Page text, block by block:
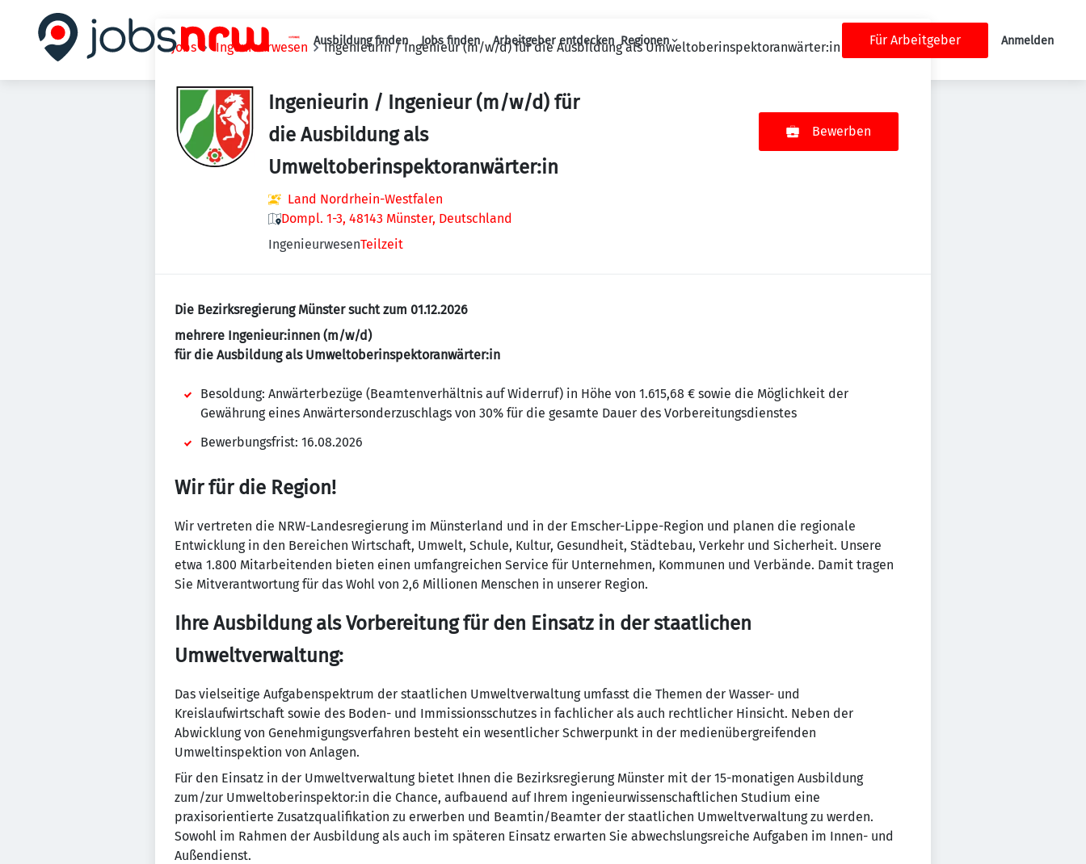
Haupt-Navigation
Ausbildung finden Jobs finden Arbeitgeber entdecken Regionen Für Arbeitgeber Anmelden
Jobs Ingenieurwesen Ingenieurin / Ingenieur (m/w/d) für die Ausbildung als Umweltoberinspektoranwärter:in
Ingenieurin / Ingenieur (m/w/d) für
die Ausbildung als
Umweltoberinspektoranwärter:in
Land Nordrhein-Westfalen
Dompl. 1-3, 48143 Münster, Deutschland
IngenieurwesenTeilzeit
Bewerben
Die Bezirksregierung Münster sucht zum 01.12.2026
mehrere Ingenieur:innen (m/w/d)
für die Ausbildung als Umweltoberinspektoranwärter:in
Besoldung: Anwärterbezüge (Beamtenverhältnis auf Widerruf) in Höhe von 1.615,68 € sowie die Möglichkeit der
Gewährung eines Anwärtersonderzuschlags von 30% für die gesamte Dauer des Vorbereitungsdienstes
Bewerbungsfrist: 16.08.2026
Wir für die Region!
Wir vertreten die NRW-Landesregierung im Münsterland und in der Emscher-Lippe-Region und planen die regionale
Entwicklung in den Bereichen Wirtschaft, Umwelt, Schule, Kultur, Gesundheit, Städtebau, Verkehr und Sicherheit. Unsere
etwa 1.800 Mitarbeitenden bieten einen umfangreichen Service für Unternehmen, Kommunen und Verbände. Damit tragen
Sie Mitverantwortung für das Wohl von 2,6 Millionen Menschen in unserer Region.
Ihre Ausbildung als Vorbereitung für den Einsatz in der staatlichen
Umweltverwaltung:
Das vielseitige Aufgabenspektrum der staatlichen Umweltverwaltung umfasst die Themen der Wasser- und
Kreislaufwirtschaft sowie des Boden- und Immissionsschutzes in fachlicher als auch rechtlicher Hinsicht. Neben der
Abwicklung von Genehmigungsverfahren besteht ein wesentlicher Schwerpunkt in der medienübergreifenden
Umweltinspektion von Anlagen.
Für den Einsatz in der Umweltverwaltung bietet Ihnen die Bezirksregierung Münster mit der 15-monatigen Ausbildung
zum/zur Umweltoberinspektor:in die Chance, aufbauend auf Ihrem ingenieurwissenschaftlichen Studium eine
praxisorientierte Zusatzqualifikation zu erwerben und Beamtin/Beamter der staatlichen Umweltverwaltung zu werden.
Sowohl im Rahmen der Ausbildung als auch im späteren Einsatz erwarten Sie abwechslungsreiche Aufgaben im Innen- und
Außendienst.